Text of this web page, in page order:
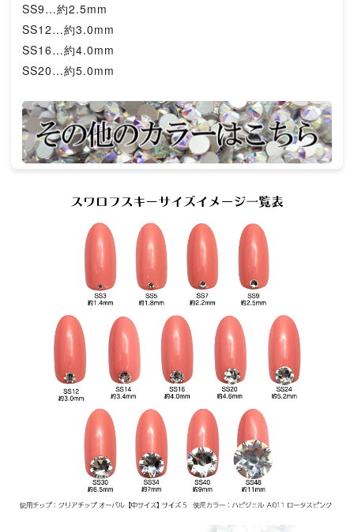
SS9…約2.5mm
SS12…約3.0mm
SS16…約4.0mm
SS20…約5.0mm